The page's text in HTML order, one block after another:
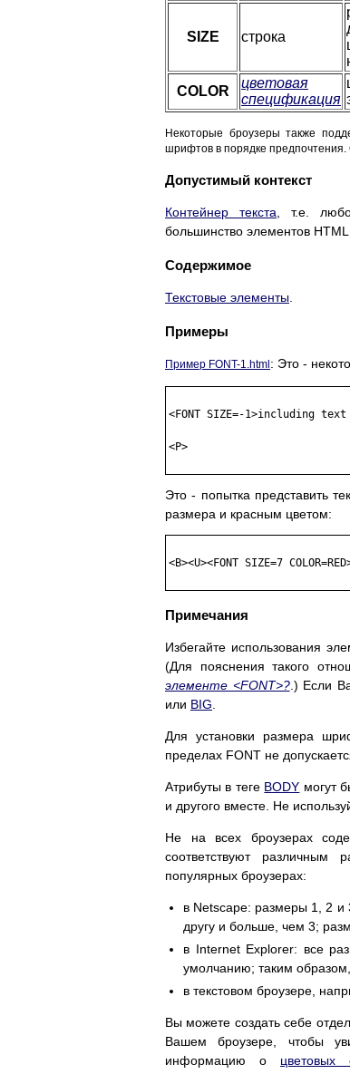
SIZE строка
COLOR
цветовая
спецификация
Некоторые броузеры также
шрифтов в порядке предпочтения.
Допустимый контекст
Контейнер текста , т.е.
большинство элементов HTML.
Содержимое
Текстовые элементы
Примеры
Пример FONT-1.html : Это -
<FONT SIZE=-1>including
<P>
Это - попытка представить
размера и красным цветом:
<B><U><FONT SIZE=7
Примечания
Избегайте использования
(Для пояснения такого
элементе <FONT>?.) Если
или BIG
Для установки размера
пределах FONT не
Атрибуты в теге BODY могут
и другого вместе. Не
Не на всех броузерах
соответствуют
популярных броузерах:
в Netscape: размеры 1, 2
другу и больше, чем 3;
в Internet Explorer: все
умолчанию; таким
в текстовом броузере,
Вы можете создать себе
Вашем броузере, чтобы
информацию о цветовых